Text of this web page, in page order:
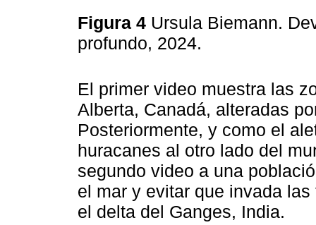
Figura 4 Ursula Biemann.
profundo, 2024.
El primer video muestra las
Alberta, Canadá, alteradas
Posteriormente, y como el
huracanes al otro lado del
segundo video a una
el mar y evitar que invada
el delta del Ganges, India.